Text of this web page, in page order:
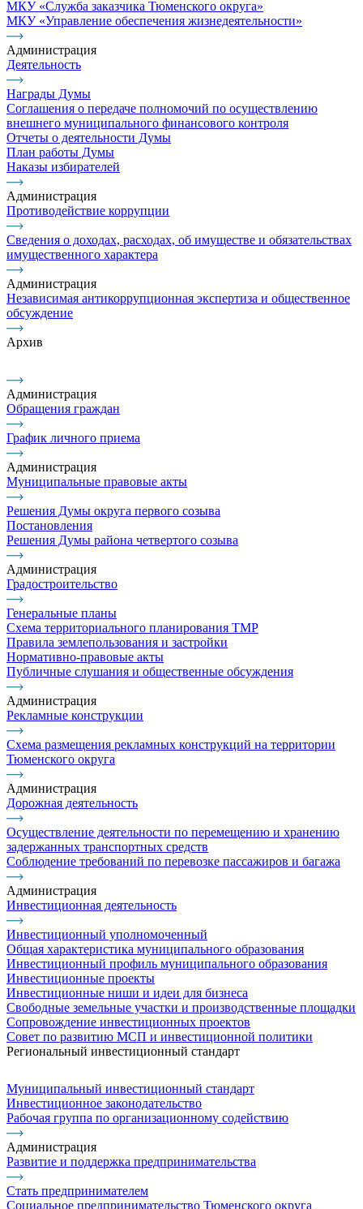
МКУ «Служба заказчика Тюменского округа»
МКУ «Управление обеспечения жизнедеятельности»
Администрация
Деятельность
Награды Думы
Соглашения о передаче полномочий по осуществлению
внешнего муниципального финансового контроля
Отчеты о деятельности Думы
План работы Думы
Наказы избирателей
Администрация
Противодействие коррупции
Сведения о доходах, расходах, об имуществе и обязательствах
имущественного характера
Администрация
Независимая антикоррупционная экспертиза и общественное
обсуждение
Архив
Администрация
Обращения граждан
График личного приема
Администрация
Муниципальные правовые акты
Решения Думы округа первого созыва
Постановления
Решения Думы района четвертого созыва
Администрация
Градостроительство
Генеральные планы
Схема территориального планирования ТМР
Правила землепользования и застройки
Нормативно-правовые акты
Публичные слушания и общественные обсуждения
Администрация
Рекламные конструкции
Схема размещения рекламных конструкций на территории
Тюменского округа
Администрация
Дорожная деятельность
Осуществление деятельности по перемещению и хранению
задержанных транспортных средств
Соблюдение требований по перевозке пассажиров и багажа
Администрация
Инвестиционная деятельность
Инвестиционный уполномоченный
Общая характеристика муниципального образования
Инвестиционный профиль муниципального образования
Инвестиционные проекты
Инвестиционные ниши и идеи для бизнеса
Свободные земельные участки и производственные площадки
Сопровождение инвестиционных проектов
Совет по развитию МСП и инвестиционной политики
Региональный инвестиционный стандарт
Муниципальный инвестиционный стандарт
Инвестиционное законодательство
Рабочая группа по организационному содействию
Администрация
Развитие и поддержка предпринимательства
Стать предпринимателем
Социальное предпринимательство Тюменского округа